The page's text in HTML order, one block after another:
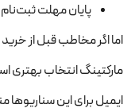
پایان مهلت ثبت‌نام
اما اگر مخاطب قبل از خرید
مارکتینگ انتخاب بهتری
ایمیل برای این